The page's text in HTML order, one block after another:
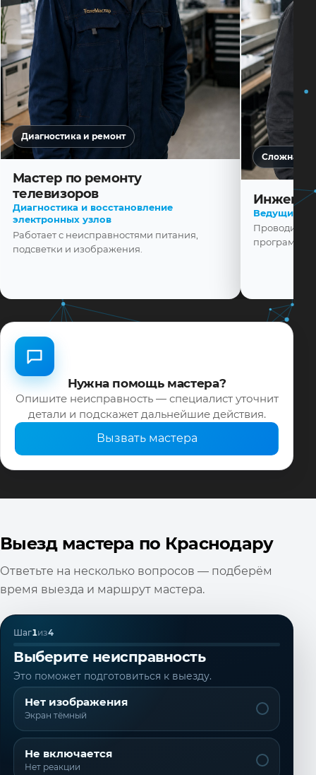
Диагностика и ремонт
Мастер по ремонту
телевизоров
Диагностика и восстановление
электронных узлов
Работает с неисправностями питания,
подсветки и изображения.
Сложная
Ведущий
Проводит
Нужна помощь мастера?
Опишите неисправность — специалист уточнит
детали и подскажет дальнейшие действия.
Вызвать мастера
Выезд мастера по Краснодару
Ответьте на несколько вопросов — подберём
время выезда и маршрут мастера.
Шаг1из4
Выберите неисправность
Это поможет подготовиться к выезду.
Нет изображения
Экран тёмный
Не включается
Нет реакции